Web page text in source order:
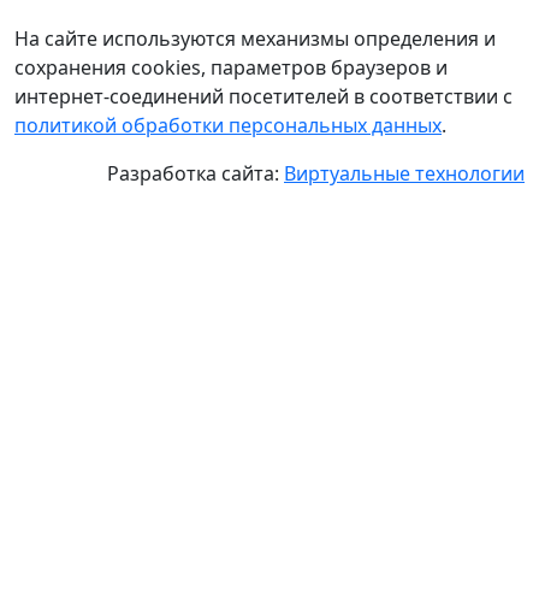
На сайте используются механизмы определения и
сохранения cookies, параметров браузеров и
интернет-соединений посетителей в соответствии с
политикой обработки персональных данных.
Разработка сайта: Виртуальные технологии